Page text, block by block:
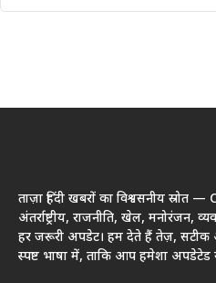
ताज़ा हिंदी खबरों का विश्वसनीय स्रोत —
अंतर्राष्ट्रीय, राजनीति, खेल, मनोरंजन,
हर जरूरी अपडेट। हम देते हैं तेज़, सटीक
स्पष्ट भाषा में, ताकि आप हमेशा अपडेटेड